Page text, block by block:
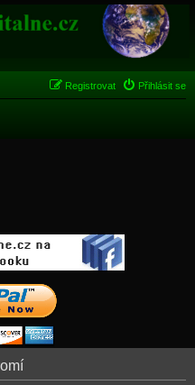
Přihlásit se
Registrovat